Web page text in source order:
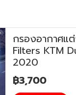
กรองอากาศแ
Filters KTM
2020
฿3,700